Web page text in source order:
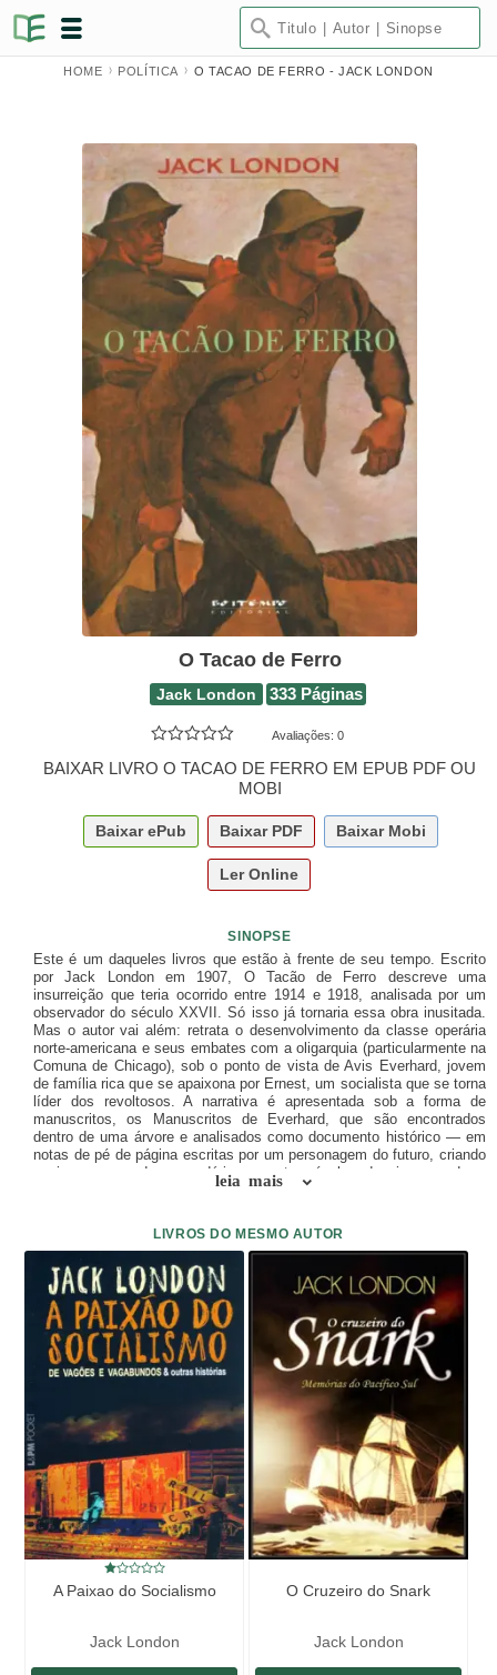
HOME POLÍTICA O TACAO DE FERRO - JACK LONDON
O Tacao de Ferro
Jack London 333 Páginas
Avaliações: 0
BAIXAR LIVRO O TACAO DE FERRO EM EPUB PDF OU
MOBI
Baixar ePub Baixar PDF Baixar Mobi
Ler Online
SINOPSE
Este é um daqueles livros que estão à frente de seu tempo. Escrito
por Jack London em 1907, O Tacão de Ferro descreve uma
insurreição que teria ocorrido entre 1914 e 1918, analisada por um
observador do século XXVII. Só isso já tornaria essa obra inusitada.
Mas o autor vai além: retrata o desenvolvimento da classe operária
norte-americana e seus embates com a oligarquia (particularmente na
Comuna de Chicago), sob o ponto de vista de Avis Everhard, jovem
de família rica que se apaixona por Ernest, um socialista que se torna
líder dos revoltosos. A narrativa é apresentada sob a forma de
manuscritos, os Manuscritos de Everhard, que são encontrados
dentro de uma árvore e analisados como documento histórico — em
notas de pé de página escritas por um personagem do futuro, criando
assim um enredo secundário — sete séculos depois, quando a
humanidade teria evoluído para o período denominado Irmandade do
reformismo e o pacifismo constituíam a doutrina oficial da grande
maioria dos líderes socialistas. Descreveu a perspectiva de uma
colossal confrontação entre capitalistas e trabalhadores, na qual os
reformistas terminam triturados sob o “Tacão de Ferro” — expressão
com que o autor se referiu aos desmandos dos que governavam com
o tacão de sua bota. A história confirmou grande parte das previsões
de O Tacão de Ferro, obra cuja clareza profética atinge o clímax na
descrição dos mecanismos criados para enfrentar os trabalhadores.
Reconhece-se aí o aspecto social e político do que viria a ser o
fascismo: o uso do terror, a ampliação do poder do exército, o
lançamento dos trabalhadores na ilegalidade, a formação de uma
“aristocracia operária” para ser usada como um dique social pela
reação. Jack London soube como ninguém antecipar algumas das
características principais da oligarquia, como a capacidade de gerar
guerras, moldar as leis e esmagar os adversários. Quase cem anos
após sua publicação, esta mistura de ficção científica, história de
amor e romance “de combate” se mantém atual. Assustadoramente
atual.
leia mais
LIVROS DO MESMO AUTOR
A Paixao do Socialismo
Jack London
O Cruzeiro do Snark
Jack London